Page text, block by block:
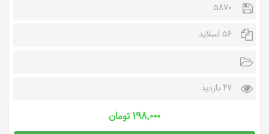
5870
56 اسلاید
47 بازدید
۱۹۸,۰۰۰ تومان